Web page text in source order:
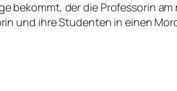
bekommt, der die Professorin
und ihre Studenten in einen